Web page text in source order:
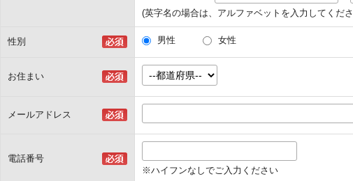
(英字名の場合は、アルファベットを入力してくだ
性別 男性 女性
お住まい
メールアドレス
電話番号
※ハイフンなしでご入力ください